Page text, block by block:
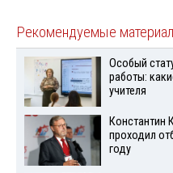
Рекомендуемые
Особый
работы:
учителя
Константин
проходил
году